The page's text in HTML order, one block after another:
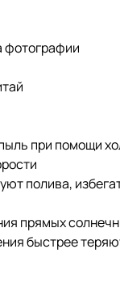
фотографии
при помощи
полива,
прямых
быстрее